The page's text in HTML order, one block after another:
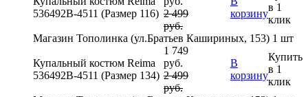
536492В-4511 (Размер 116) 2 499
руб.
корзину
в 1
клик
Магазин Тополинка (ул.Братьев Кашириных, 153) 1 шт
Купальный костюм Reima
536492В-4511 (Размер 134)
1 749
руб.
2 499
руб.
В
корзину
Купить
в 1
клик